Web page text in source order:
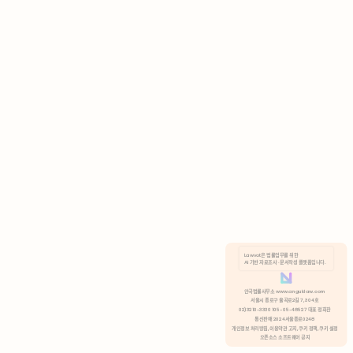
분석 쿠키 허용
Lawvot은 법률업무를 위한
AI 기반 자료조사 · 문서작성 플랫폼입니다.
안국법률사무소 www.anguklaw.com
서울시 종로구 율곡로2길 7, 304호
02)3210-3330 105-05-48527 대표 정희찬
통신판매 2024서울종로0248
개인정보 처리방침, 이용약관 고지, 쿠키 정책, 쿠키 설정
오픈소스 소프트웨어 공지